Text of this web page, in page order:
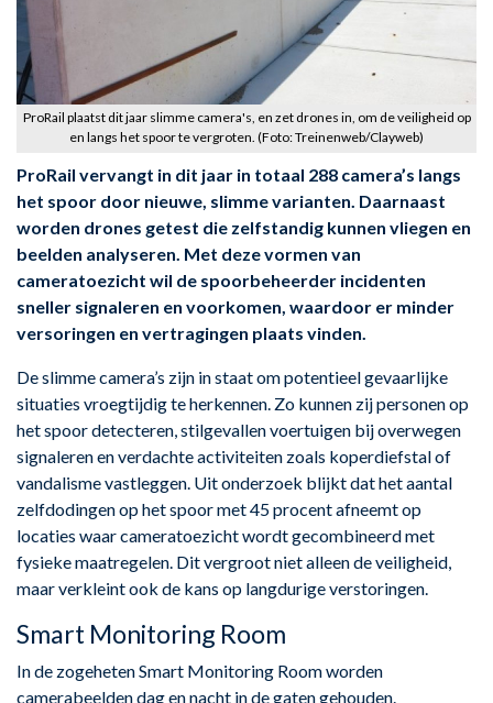
ProRail plaatst dit jaar slimme camera's, en zet drones in, om de veiligheid op
en langs het spoor te vergroten. (Foto: Treinenweb/Clayweb)
ProRail vervangt in dit jaar in totaal 288 camera’s langs
het spoor door nieuwe, slimme varianten. Daarnaast
worden drones getest die zelfstandig kunnen vliegen en
beelden analyseren. Met deze vormen van
cameratoezicht wil de spoorbeheerder incidenten
sneller signaleren en voorkomen, waardoor er minder
versoringen en vertragingen plaats vinden.
De slimme camera’s zijn in staat om potentieel gevaarlijke
situaties vroegtijdig te herkennen. Zo kunnen zij personen op
het spoor detecteren, stilgevallen voertuigen bij overwegen
signaleren en verdachte activiteiten zoals koperdiefstal of
vandalisme vastleggen. Uit onderzoek blijkt dat het aantal
zelfdodingen op het spoor met 45 procent afneemt op
locaties waar cameratoezicht wordt gecombineerd met
fysieke maatregelen. Dit vergroot niet alleen de veiligheid,
maar verkleint ook de kans op langdurige verstoringen.
Smart Monitoring Room
In de zogeheten Smart Monitoring Room worden
camerabeelden dag en nacht in de gaten gehouden.